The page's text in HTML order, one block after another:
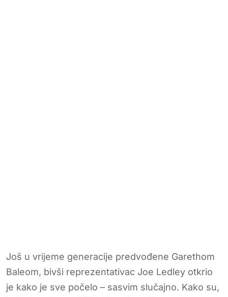
Još u vrijeme generacije predvođene Garethom
Baleom, bivši reprezentativac Joe Ledley otkrio
je kako je sve počelo – sasvim slučajno. Kako su,